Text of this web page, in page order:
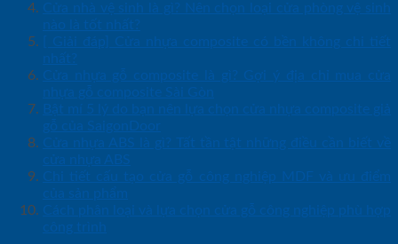
Cửa nhà vệ sinh là gì? Nên chọn loại cửa phòng vệ sinh
nào là tốt nhất?
[ Giải đáp] Cửa nhựa composite có bền không chi tiết
nhất?
Cửa nhựa gỗ composite là gì? Gợi ý địa chỉ mua cửa
nhựa gỗ composite Sài Gòn
Bật mí 5 lý do bạn nên lựa chọn cửa nhựa composite giả
gỗ của SaigonDoor
Cửa nhựa ABS là gì? Tất tần tật những điều cần biết về
cửa nhựa ABS
Chi tiết cấu tạo cửa gỗ công nghiệp MDF và ưu điểm
của sản phẩm
Cách phân loại và lựa chọn cửa gỗ công nghiệp phù hợp
công trình